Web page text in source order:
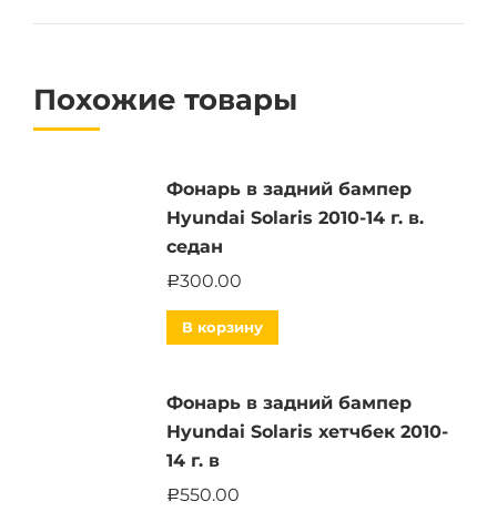
Похожие товары
Фонарь в задний бампер
Hyundai Solaris 2010-14 г. в.
седан
Р300.00
В корзину
Фонарь в задний бампер
Hyundai Solaris хетчбек 2010-
14 г. в
Р550.00